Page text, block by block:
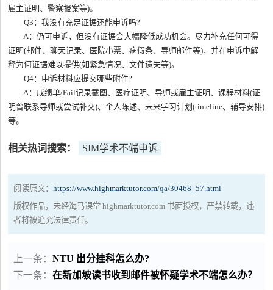
雇主证明、警察报案等)。
Q3：我没有充足证据还能申诉吗?
A：仍可申诉，但没有证据会大幅降低成功机会。尽力补充任何可得
证明(邮件、聊天记录、医院小票、病假条、导师邮件等)，并在申诉中解
释为何证据难以提供(如紧急情况、文件遗失等)。
Q4：申诉材料应提交哪些附件?
A：成绩单/Fail记录截图、医疗证明、导师或雇主证明、课程材料(证
明曾联系导师或尝试补交)、个人陈述、未来学习计划(timeline、辅导安排)
等。
相关热词搜索： SIM学术不端申诉
阅读原文：https://www.highmarktutor.com/qa/30468_57.html
版权作品，未经海马课堂 highmarktutor.com 书面授权，严禁转载，违
者将被追究法律责任。
上一条：NTU 出分挂科怎么办?
下一条：在新加坡读书收到邮件被怀疑学术不端怎么办？